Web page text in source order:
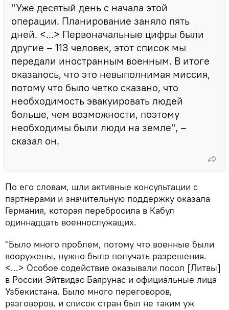
"Уже десятый день с начала этой
операции. Планирование заняло пять
дней. <...> Первоначальные цифры были
другие – 113 человек, этот список мы
передали иностранным военным. В итоге
оказалось, что это невыполнимая миссия,
потому что было четко сказано, что
необходимость эвакуировать людей
больше, чем возможности, поэтому
необходимы были люди на земле", –
сказал он.
По его словам, шли активные консультации с
партнерами и значительную поддержку оказала
Германия, которая перебросила в Кабул
одиннадцать военнослужащих.
"Было много проблем, потому что военные были
вооружены, нужно было получать разрешения.
<...> Особое содействие оказывали посол [Литвы]
в России Эйтвидас Баярунас и официальные лица
Узбекистана. Было много переговоров,
разговоров, и список стран был не таким уж